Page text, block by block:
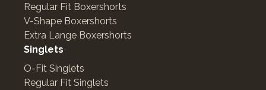
Regular Fit Boxershorts
V-Shape Boxershorts
Extra Lange Boxershorts
Singlets
O-Fit Singlets
Regular Fit Singlets